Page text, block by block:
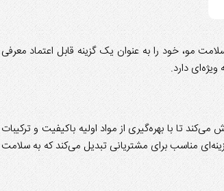
مو، خود را به عنوان یک گزینه قابل اعتماد معرفی
دارد.
تا با بهره‌گیری از مواد اولیه باکیفیت و ترکیبات
مناسب برای مشتریانی تبدیل می‌کند که به سلامت